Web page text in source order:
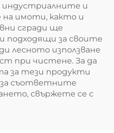
и
на имоти, както и
сгради ще
за своите
лесното използване
при чистене. За да
за тези продукти
за съответните
свържете се с